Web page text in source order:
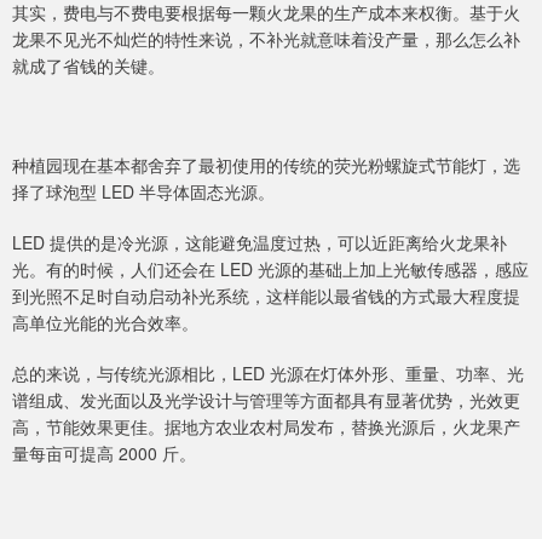
其实，费电与不费电要根据每一颗火龙果的生产成本来权衡。基于火
龙果不见光不灿烂的特性来说，不补光就意味着没产量，那么怎么补
就成了省钱的关键。
种植园现在基本都舍弃了最初使用的传统的荧光粉螺旋式节能灯，选
择了球泡型 LED 半导体固态光源。
LED 提供的是冷光源，这能避免温度过热，可以近距离给火龙果补
光。有的时候，人们还会在 LED 光源的基础上加上光敏传感器，感应
到光照不足时自动启动补光系统，这样能以最省钱的方式最大程度提
高单位光能的光合效率。
总的来说，与传统光源相比，LED 光源在灯体外形、重量、功率、光
谱组成、发光面以及光学设计与管理等方面都具有显著优势，光效更
高，节能效果更佳。据地方农业农村局发布，替换光源后，火龙果产
量每亩可提高 2000 斤。